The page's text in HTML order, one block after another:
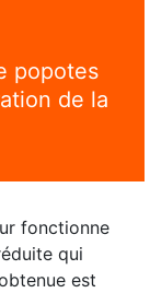
popotes
de la
fonctionne
qui
est